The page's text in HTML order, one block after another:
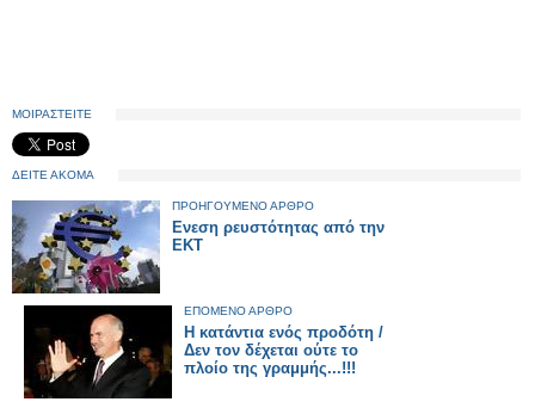
ΜΟΙΡΑΣΤΕΙΤΕ
ΔΕΙΤΕ ΑΚΟΜΑ
ΠΡΟΗΓΟΥΜΕΝΟ ΑΡΘΡΟ
Ενεση ρευστότητας από την
ΕΚΤ
ΕΠΟΜΕΝΟ ΑΡΘΡΟ
Η κατάντια ενός προδότη /
Δεν τον δέχεται ούτε το
πλοίο της γραμμής...!!!